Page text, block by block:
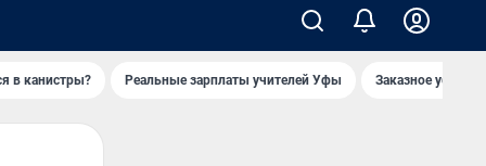
в канистры? Реальные зарплаты учителей Уфы Заказное